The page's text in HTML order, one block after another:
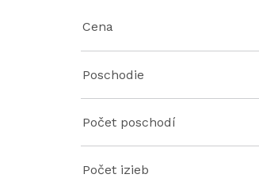
Cena
Poschodie
Počet poschodí
Počet izieb